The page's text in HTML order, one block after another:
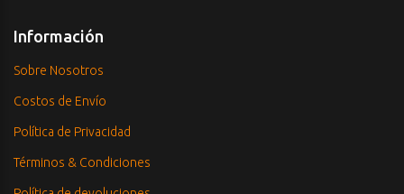
Información
Sobre Nosotros
Costos de Envío
Política de Privacidad
Términos & Condiciones